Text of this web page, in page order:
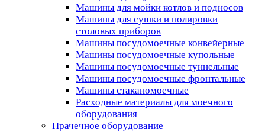
Машины для мойки котлов и подносов
Машины для сушки и полировки
столовых приборов
Машины посудомоечные конвейерные
Машины посудомоечные купольные
Машины посудомоечные туннельные
Машины посудомоечные фронтальные
Машины стаканомоечные
Расходные материалы для моечного
оборудования
Прачечное оборудование